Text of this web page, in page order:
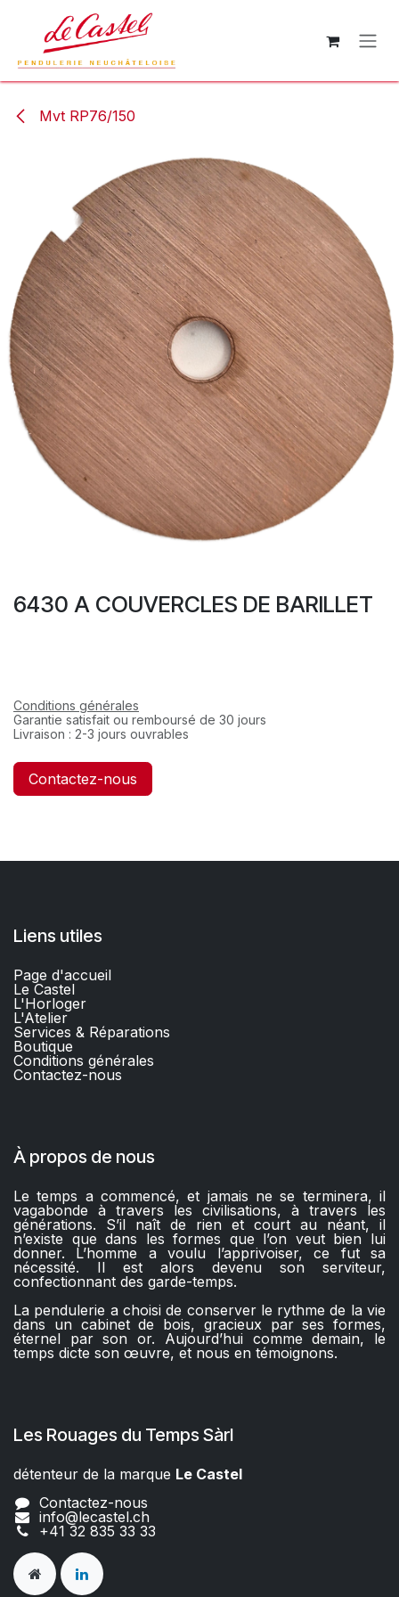
Se rendre au contenu
Mvt RP76/150
6430 A COUVERCLES DE BARILLET
Conditions générales
Garantie satisfait ou remboursé de 30 jours
Livraison : 2-3 jours ouvrables
Contactez-nous
Liens utiles
Page d'accueil
Le Castel
L'Horloger
L'Atelier
Services & Réparations
Boutique
Conditions générales
Contactez-nous​
À propos de nous
Le temps a commencé, et jamais ne se terminera, il
vagabonde à travers les civilisations, à travers les
générations. S’il naît de rien et court au néant, il
n’existe que dans les formes que l’on veut bien lui
donner. L’homme a voulu l’apprivoiser, ce fut sa
nécessité. Il est alors devenu son serviteur,
confectionnant des garde-temps.
La pendulerie a choisi de conserver le rythme de la vie
dans un cabinet de bois, gracieux par ses formes,
éternel par son or. Aujourd’hui comme demain, le
temps dicte son œuvre, et nous en témoignons.
Les Rouages du Temps Sàrl
détenteur de la marque Le Castel​​
Contactez-nous
info@lecastel.ch
+41 32 835 33 33